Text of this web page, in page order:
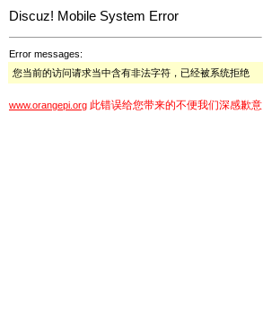
Discuz! Mobile System Error
Error messages:
您当前的访问请求当中含有非法字符，已经被系统拒绝
www.orangepi.org 此错误给您带来的不便我们深感歉意